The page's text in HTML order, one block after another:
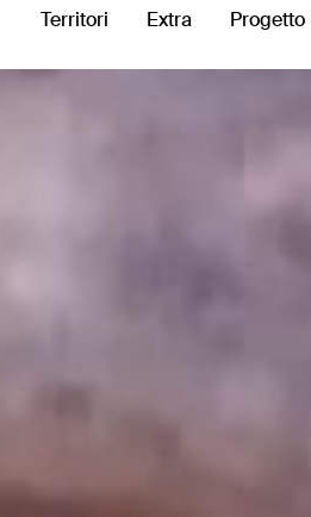
Territori Extra Progetto